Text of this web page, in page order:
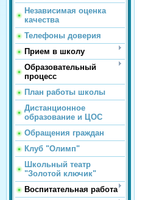
Независимая оценка
качества
Телефоны доверия
Прием в школу
Образовательный
процесс
План работы школы
Дистанционное
образование и ЦОС
Обращения граждан
Клуб "Олимп"
Школьный театр
"Золотой ключик"
Воспитательная работа